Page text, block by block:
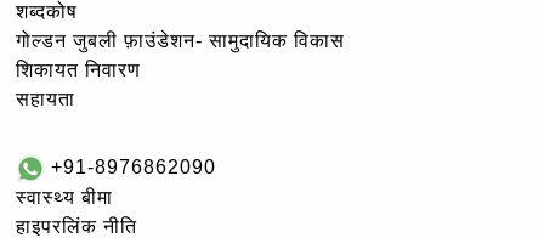
शब्दकोष
गोल्‍डन जुबली फ़ाउंडेशन- सामुदायिक विकास
शिकायत निवारण
सहायता
+91-8976862090
स्वास्थ्य बीमा
हाइपरलिंक नीति